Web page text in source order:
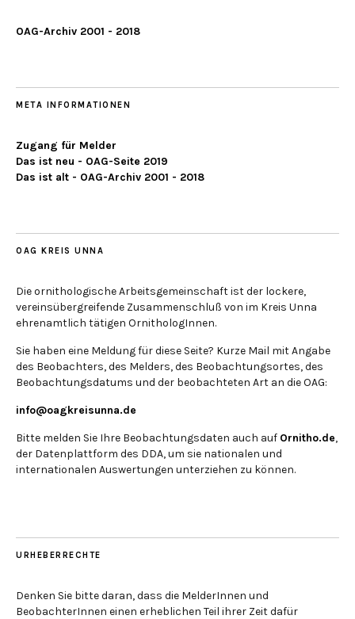
OAG-Archiv 2001 - 2018
META INFORMATIONEN
Zugang für Melder
Das ist neu - OAG-Seite 2019
Das ist alt - OAG-Archiv 2001 - 2018
OAG KREIS UNNA
Die ornithologische Arbeitsgemeinschaft ist der lockere,
vereinsübergreifende Zusammenschluß von im Kreis Unna
ehrenamtlich tätigen OrnithologInnen.
Sie haben eine Meldung für diese Seite? Kurze Mail mit Angabe
des Beobachters, des Melders, des Beobachtungsortes, des
Beobachtungsdatums und der beobachteten Art an die OAG:
info@oagkreisunna.de
Bitte melden Sie Ihre Beobachtungsdaten auch auf Ornitho.de,
der Datenplattform des DDA, um sie nationalen und
internationalen Auswertungen unterziehen zu können.
URHEBERRECHTE
Denken Sie bitte daran, dass die MelderInnen und
BeobachterInnen einen erheblichen Teil ihrer Zeit dafür